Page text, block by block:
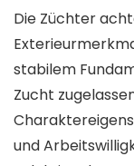
Die Züchter
stabilem
Zucht
und